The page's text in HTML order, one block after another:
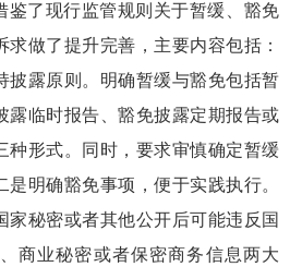
鉴了现行监管规则关于暂缓、豁免
求做了提升完善， 主要内容包括 ：
披露原则。明确暂缓与豁免包括暂
露临时报告、豁免披露定期报告或
种形式。同时，要求审慎确定暂缓
是明确豁免事项 ，便于实践执行。
家秘密或者其他公开后可能违反国
、 商业秘密或者保密商务信息两大